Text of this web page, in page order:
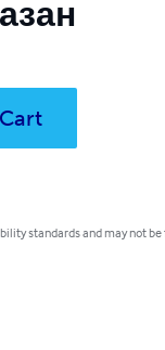
standards and may not